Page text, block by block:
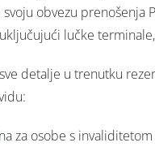
obvezu
lučke
detalje u trenutku
za osobe s invaliditetom